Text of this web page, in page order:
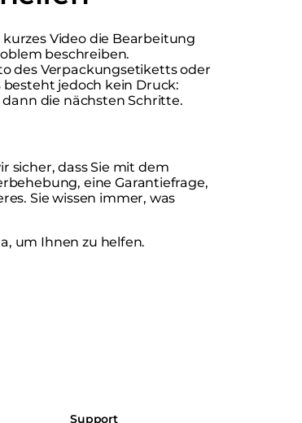
Video die Bearbeitung
beschreiben.
des Verpackungsetiketts oder
jedoch kein Druck:
die nächsten Schritte.
sicher, dass Sie mit dem
eine Garantiefrage,
Sie wissen immer, was
um Ihnen zu helfen.
Support